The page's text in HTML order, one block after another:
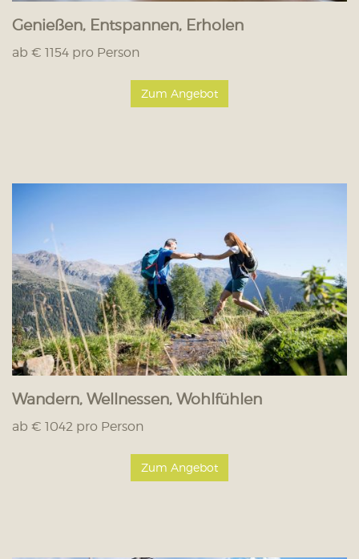
Genießen, Entspannen, Erholen
ab € 1154 pro Person
Zum Angebot
Wandern, Wellnessen, Wohlfühlen
ab € 1042 pro Person
Zum Angebot